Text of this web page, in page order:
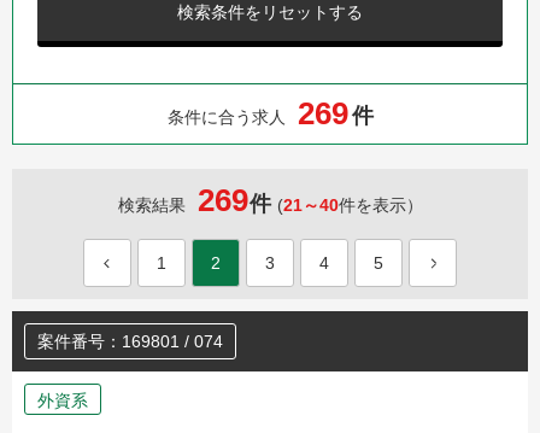
検索条件をリセットする
条件に合う求人 269件
検索結果 269件 (21～40件を表示）
1 2 3 4 5
案件番号：169801 / 074
外資系